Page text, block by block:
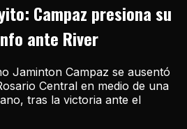
Campaz presiona su
ante River
Jaminton Campaz se ausentó
Central en medio de una
tras la victoria ante el